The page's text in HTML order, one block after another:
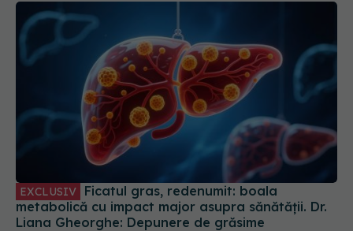
EXCLUSIV
metabolică cu impact major asupra sănătății. Dr.
Liana Gheorghe: Depunere de grăsime